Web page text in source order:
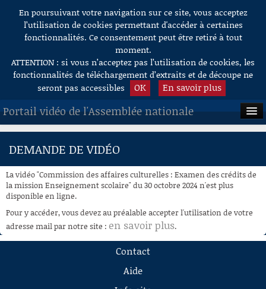
Aller au contenu
En poursuivant votre navigation sur ce site, vous acceptez
l’utilisation de cookies permettant d'accéder à certaines
fonctionnalités. Ce consentement peut être retiré à tout
moment.
ATTENTION : si vous n’acceptez pas l’utilisation de cookies, les
fonctionnalités de téléchargement d’extraits et de découpe ne
seront pas accessibles
OK En savoir plus
Portail vidéo de l'Assemblée nationale
ACCUEIL
À LA DEMANDE
RECHERCHE
AIDE À LA DÉCOUPE
DE VIDÉOS
DEMANDE DE VIDÉO
La vidéo "Commission des affaires culturelles : Examen des crédits de
la mission Enseignement scolaire" du 30 octobre 2024 n'est plus
disponible en ligne.
Pour y accéder, vous devez au préalable accepter l'utilisation de votre
adresse mail par notre site : en savoir plus.
Contact
Aide